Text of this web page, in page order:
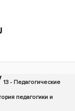
13 - Педагогические
педагогики и